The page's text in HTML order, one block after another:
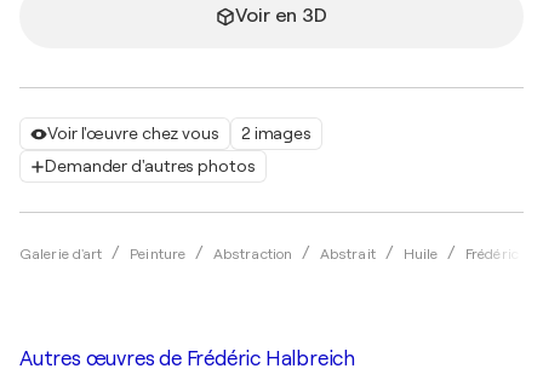
Voir l'œuvre chez vous
2 images
Demander d'autres photos
Galerie d'art Peinture Abstraction Abstrait Huile Frédéric
Voir en 3D
Autres œuvres de Frédéric Halbreich